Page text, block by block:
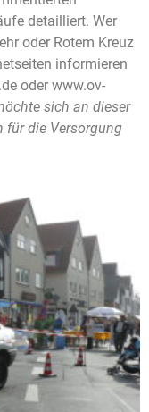
detailliert. Wer
oder Rotem Kreuz
informieren
oder www.ov-
sich an dieser
für die Versorgung